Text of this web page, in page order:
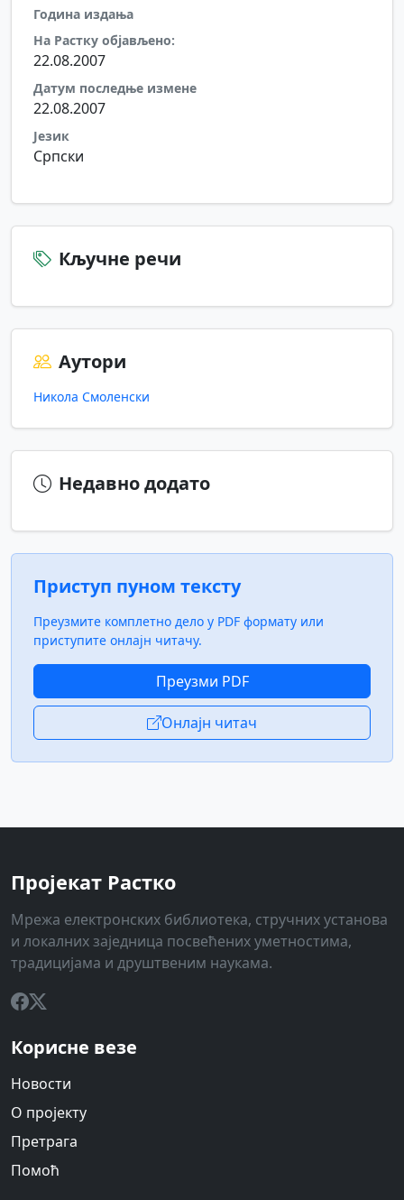
Година издања
На Растку објављено:
22.08.2007
Датум последње измене
22.08.2007
Језик
Српски
Кључне речи
Аутори
Никола Смоленски
Недавно додато
Приступ пуном тексту
Преузмите комплетно дело у PDF формату или
приступите онлајн читачу.
Преузми PDF
Онлајн читач
Пројекат Растко
Мрежа електронских библиотека, стручних установа
и локалних заједница посвећених уметностима,
традицијама и друштвеним наукама.
Корисне везе
Новости
О пројекту
Претрага
Помоћ